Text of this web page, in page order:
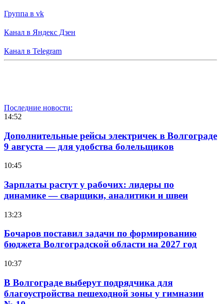
Группа в vk
Канал в Яндекс Дзен
Канал в Telegram
Последние новости:
14:52
Дополнительные рейсы электричек в Волгограде
9 августа — для удобства болельщиков
10:45
Зарплаты растут у рабочих: лидеры по
динамике — сварщики, аналитики и швеи
13:23
Бочаров поставил задачи по формированию
бюджета Волгоградской области на 2027 год
10:37
В Волгограде выберут подрядчика для
благоустройства пешеходной зоны у гимназии